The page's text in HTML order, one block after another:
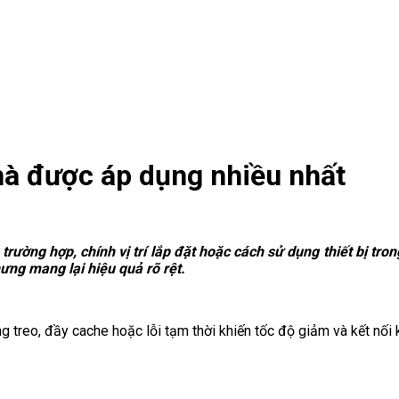
được áp dụng nhiều nhất
hợp, chính vị trí lắp đặt hoặc cách sử dụng thiết bị
mang lại hiệu quả rõ rệt.
treo, đầy cache hoặc lỗi tạm thời khiến tốc độ giảm và kết nối